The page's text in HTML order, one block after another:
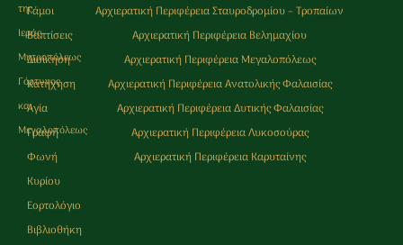
της
Ιεράς
Μητρoπόλεως
Γόρτυνος
και
Μεγαλοπόλεως
Γάμοι
Βαπτίσεις
Διοίκηση
Κατήχηση
Αγία
Γραφή
Φωνή
Κυρίου
Εορτολόγιο
Βιβλιοθήκη
Αρχιερατική Περιφέρεια Σταυροδρομίου – Τροπαίων
Αρχιερατική Περιφέρεια Βελημαχίου
Αρχιερατική Περιφέρεια Μεγαλοπόλεως
Αρχιερατική Περιφέρεια Ανατολικής Φαλαισίας
Αρχιερατική Περιφέρεια Δυτικής Φαλαισίας
Αρχιερατική Περιφέρεια Λυκοσούρας
Αρχιερατική Περιφέρεια Καρυταίνης